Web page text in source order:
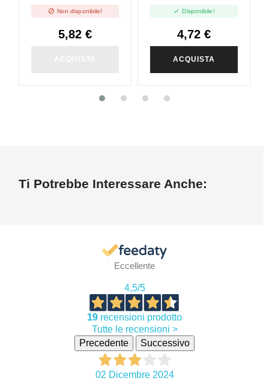
 Non disponibile!
5,82 €
 Disponibile!
4,72 €
ACQUISTA
Ti Potrebbe Interessare Anche:
Eccellente
4,5/5
19 recensioni prodotto
Tutte le recensioni >
Precedente
Successivo
02 Dicembre 2024